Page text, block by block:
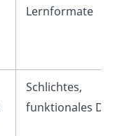
Lernformate
Schlichtes,
funktionales